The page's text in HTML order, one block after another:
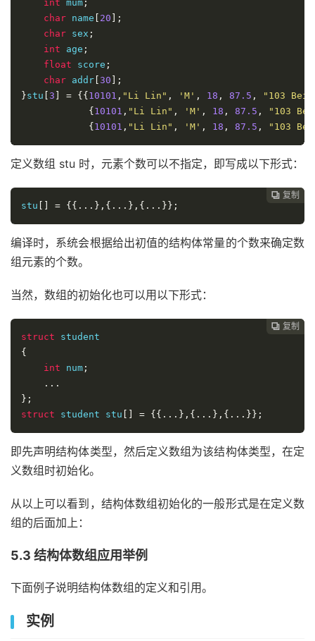
int mum ;
char name 20 ];
char sex ;
int age ;
float score ;
char addr 30 ];
}stu 3 = {{ 10101 , "Li Lin" , 'M' , 18 , 87.5 ,
"103
{ 10101 , "Li Lin" , 'M' , 18 , 87.5 ,
"103
{ 10101 , "Li Lin" , 'M' , 18 , 87.5 , "103
定义数组 stu 时，元素个数可以不指定，即写成以下形式：
 复制
stu
= {{...},{...},{...}};
编译时，系统会根据给出初值的结构体常量的个数来确定数
组元素的个数。
当然，数组的初始化也可以用以下形式：
 复制
struct
{
int num ;
...
};
struct student stu = {{...},{...},{...}};
即先声明结构体类型，然后定义数组为该结构体类型，在定
义数组时初始化。
从以上可以看到，结构体数组初始化的一般形式是在定义数
组的后面加上：
5.3 结构体数组应用举例
下面例子说明结构体数组的定义和引用。
实例